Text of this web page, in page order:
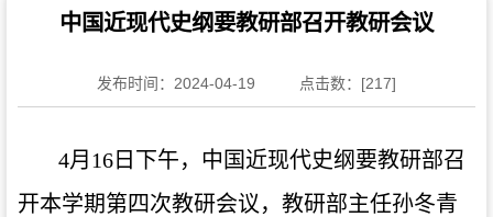
中国近现代史纲要教研部召开教研会议
发布时间：2024-04-19 点击数：[217]
4月16日下午，中国近现代史纲要教研部召
开本学期第四次教研会议，教研部主任孙冬青